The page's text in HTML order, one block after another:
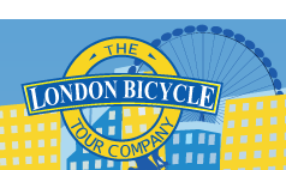
navigation